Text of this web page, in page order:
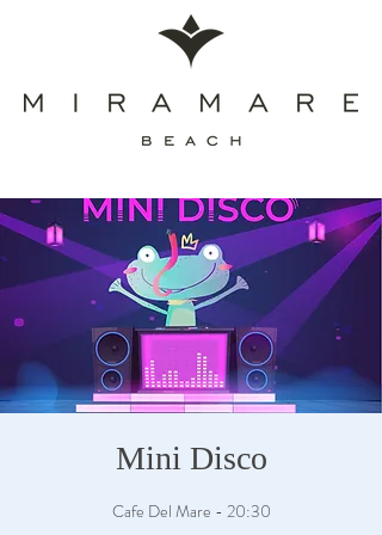
Mini Disco
Cafe Del Mare - 20:30